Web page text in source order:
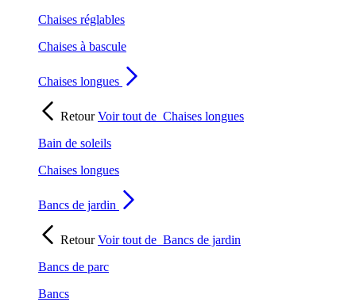
Chaises réglables
Chaises à bascule
Chaises longues
RetourVoir tout de Chaises longues
Bain de soleils
Chaises longues
Bancs de jardin
RetourVoir tout de Bancs de jardin
Bancs de parc
Bancs